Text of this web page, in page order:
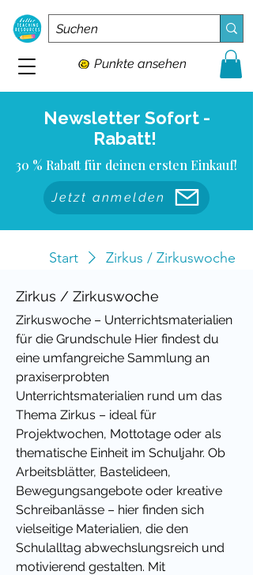
Punkte ansehen
Newsletter Sofort -
Rabatt!
30 % Rabatt für deinen ersten Einkauf!
Jetzt anmelden
Start Zirkus / Zirkuswoche
Zirkus / Zirkuswoche
Zirkuswoche – Unterrichtsmaterialien
für die Grundschule Hier findest du
eine umfangreiche Sammlung an
praxiserprobten
Unterrichtsmaterialien rund um das
Thema Zirkus – ideal für
Projektwochen, Mottotage oder als
thematische Einheit im Schuljahr. Ob
Arbeitsblätter, Bastelideen,
Bewegungsangebote oder kreative
Schreibanlässe – hier finden sich
vielseitige Materialien, die den
Schulalltag abwechslungsreich und
motivierend gestalten. Mit